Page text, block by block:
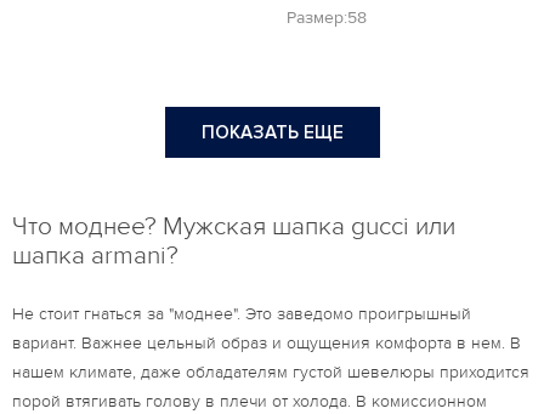
Размер:58
ПОКАЗАТЬ ЕЩЕ
Что моднее? Мужская шапка gucci или
шапка armani?
Не стоит гнаться за "моднее". Это заведомо проигрышный
вариант. Важнее цельный образ и ощущения комфорта в нем. В
нашем климате, даже обладателям густой шевелюры приходится
порой втягивать голову в плечи от холода. В комиссионном